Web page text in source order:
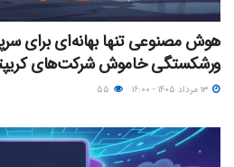
هوش مصنوعی تنها بهانه‌ای برای
ورشکستگی خاموش شرکت‌های